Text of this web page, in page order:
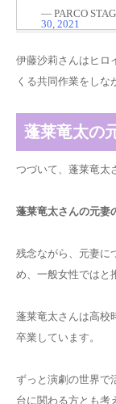
— PARCO
30, 2021
伊藤沙莉さんはヒロ
くる共同作業をしな
蓬莱竜太の
つづいて、蓬莱竜太
蓬莱竜太さんの元妻
残念ながら、元妻に
め、 一般女性ではと
蓬莱竜太さんは高校
卒業しています。
ずっと演劇の世界で
台に関わる方とも考